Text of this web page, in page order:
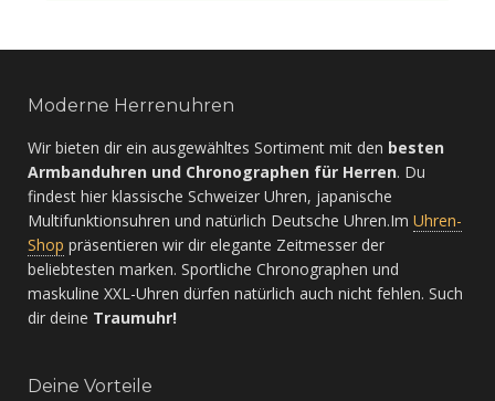
Moderne Herrenuhren
Wir bieten dir ein ausgewähltes Sortiment mit den besten
Armbanduhren und Chronographen für Herren. Du
findest hier klassische Schweizer Uhren, japanische
Multifunktionsuhren und natürlich Deutsche Uhren.Im Uhren-
Shop präsentieren wir dir elegante Zeitmesser der
beliebtesten marken. Sportliche Chronographen und
maskuline XXL-Uhren dürfen natürlich auch nicht fehlen. Such
dir deine Traumuhr!
Deine Vorteile